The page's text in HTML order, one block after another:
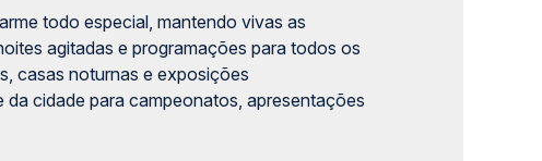
todo especial, mantendo vivas as
agitadas e programações para todos os
casas noturnas e exposições
cidade para campeonatos, apresentações